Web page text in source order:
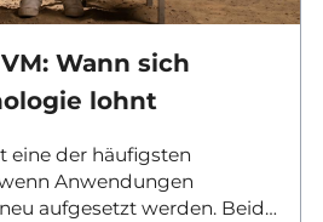
Wann sich
lohnt
eine der häufigsten
Anwendungen
aufgesetzt werden. Beide